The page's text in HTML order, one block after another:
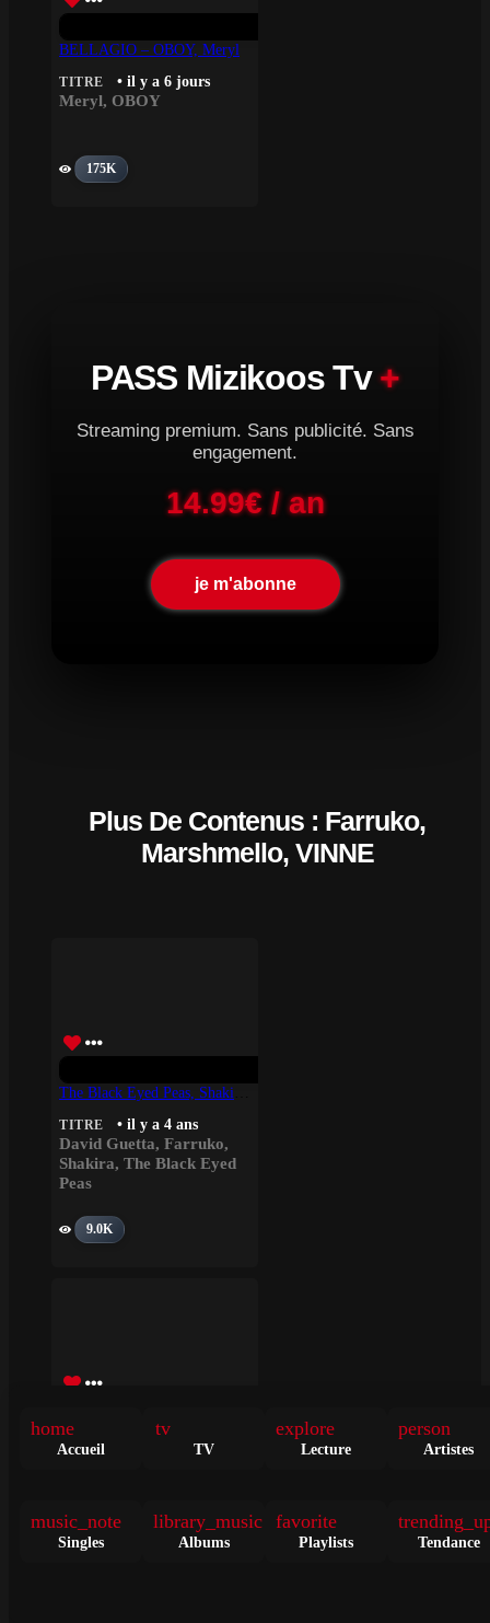
BELLAGIO – OBOY, Meryl
TITRE • il y a 6 jours
Meryl, OBOY
175K
PASS Mizikoos Tv+
Streaming premium. Sans publicité. Sans
engagement.
14.99€ / an
je m'abonne
Plus De Contenus : Farruko,
Marshmello, VINNE
TITRE • il y a 4 ans
David Guetta, Farruko,
Shakira, The Black Eyed
Peas
9.0K
42.5K
home
Accueil
tv
TV
explore
Lecture
person
Artistes
music_note
Singles
library_music
Albums
favorite
Playlists Tendance